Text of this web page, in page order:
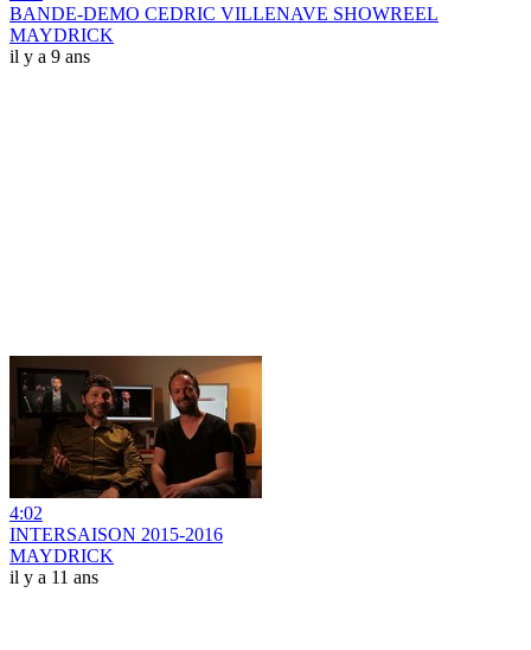
BANDE-DEMO CEDRIC VILLENAVE SHOWREEL
MAYDRICK
il y a 9 ans
4:02
INTERSAISON 2015-2016
MAYDRICK
il y a 11 ans